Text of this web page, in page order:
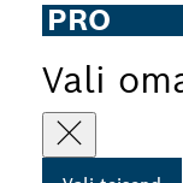
PRO
Vali